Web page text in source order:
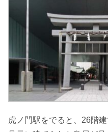
虎ノ門駅をでると、26階